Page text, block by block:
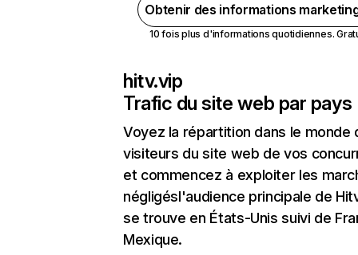
Obtenir des informations
10 fois plus d'informations quotidiennes.
hitv.vip
Trafic du site web par pays
Voyez la répartition dans le monde
visiteurs du site web de vos
et commencez à exploiter les
négligésl'audience principale de
se trouve en États-Unis suivi de
Mexique.